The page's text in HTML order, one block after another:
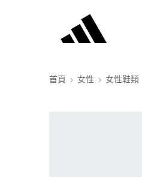
首頁 女性 女性鞋類